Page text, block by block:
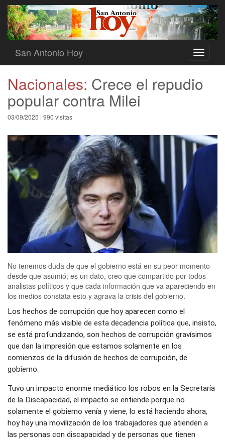
Toggle
San Antonio Hoy
Nacionales: Crece el repudio
popular contra Milei
03/09/2025 | 990 visitas
No tenemos duda de que el gobierno está en su peor momento
desde que asumió; es un dato, creo que compartido por todos
analistas políticos y que cada información que va apareciendo en
los medios constata esto y agrava la crisis del gobierno.
Los hechos de corrupción que hoy aparecen como el
fenómeno más visible de esta decadencia política que, insisto,
se está profundizando, son hechos de corrupción gravísimos
que dan la impresión que estamos solamente en los
comienzos de la difusión de hechos de corrupción, de
gobierno.
Tuvo un impacto enorme mediático los robos en la Secretaría
de la Discapacidad, el impacto se entiende porque no
solamente el gobierno venía y viene, lo está haciendo ahora,
hoy hay una movilización de los trabajadores que atienden a
las personas con discapacidad y de personas que tienen